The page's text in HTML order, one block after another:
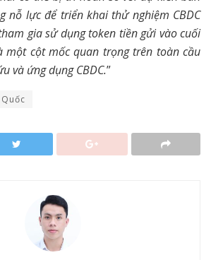
nỗ lực để triển khai thử nghiệm CBDC
gia sử dụng token tiền gửi vào cuối
một cột mốc quan trọng trên toàn cầu
và ứng dụng CBDC.”